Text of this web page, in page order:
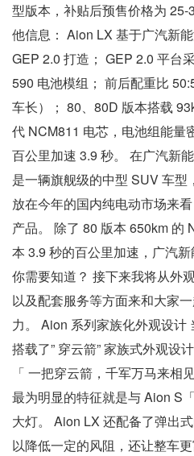
型版本，补贴后预售价格为
他信息： Aion LX 基于广汽新
GEP 2.0 打造； GEP 2.0 平台
590 电池模组； 前后配重比
车长）； 80、80D 版本搭载
代 NCM811 电芯，电池组能量
百公里加速 3.9 秒。 在广汽新
是一辆旗舰级的中型 SUV 车型
放在今年的国内纯电动市场来
产品。 除了 80 版本 650km 的
本 3.9 秒的百公里加速，广汽
你需要知道？ 接下来我将从外
以及配套服务等方面来和大家
力。 Aion 系列家族化外观设计
搭载了” 穿云箭” 家族式外观设
「 一把穿云箭，千军万马来
最为明显的特征就是与 Aion S
大灯。 Aion LX 还配备了弹出
以降低一定的风阻，还让整车